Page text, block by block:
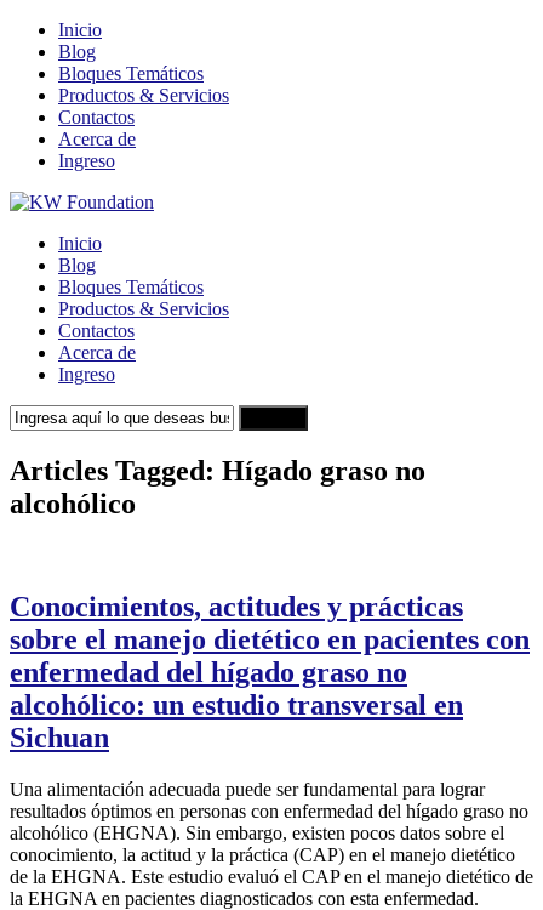
Inicio
Blog
Bloques Temáticos
Productos & Servicios
Contactos
Acerca de
Ingreso
Inicio
Blog
Bloques Temáticos
Productos & Servicios
Contactos
Acerca de
Ingreso
Articles Tagged: Hígado graso no
alcohólico
Conocimientos, actitudes y prácticas
sobre el manejo dietético en pacientes con
enfermedad del hígado graso no
alcohólico: un estudio transversal en
Sichuan
Una alimentación adecuada puede ser fundamental para lograr
resultados óptimos en personas con enfermedad del hígado graso no
alcohólico (EHGNA). Sin embargo, existen pocos datos sobre el
conocimiento, la actitud y la práctica (CAP) en el manejo dietético
de la EHGNA. Este estudio evaluó el CAP en el manejo dietético de
la EHGNA en pacientes diagnosticados con esta enfermedad.